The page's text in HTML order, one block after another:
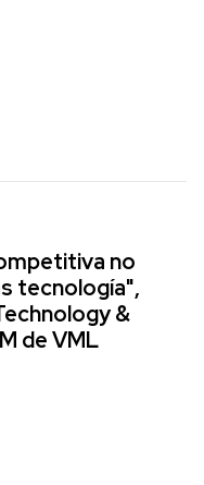
no
tecnología",
&
de VML